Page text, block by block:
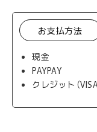
お支払方法
現金
PAYPAY
クレジット（